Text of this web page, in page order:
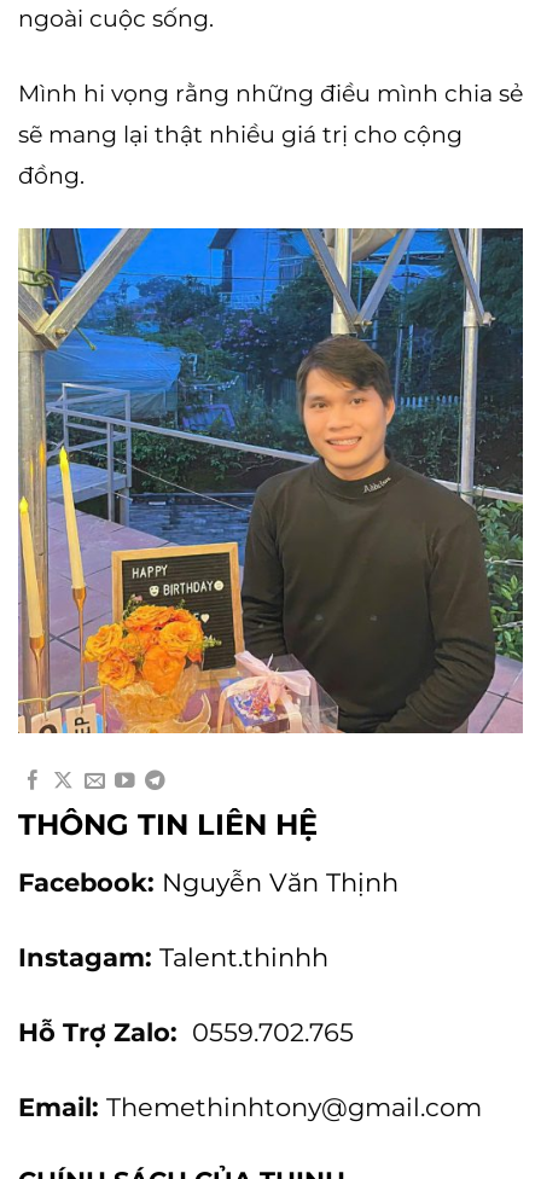
ngoài cuộc sống.
Mình hi vọng rằng những điều mình chia sẻ
sẽ mang lại thật nhiều giá trị cho cộng
đồng.
THÔNG TIN LIÊN HỆ
Facebook: Nguyễn Văn Thịnh
Instagam: Talent.thinhh
Hỗ Trợ Zalo: 0559.702.765
Email: Themethinhtony@gmail.com